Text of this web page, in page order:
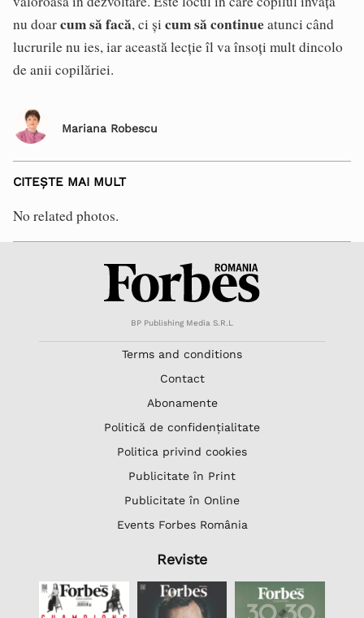
nu doarcum să facă, ci și cum să continueatunci când
lucrurile nu ies, iar această lecție îl va însoți mult dincolo
de anii copilăriei.
Mariana Robescu
CITEȘTE MAI MULT
No related photos.
BP Publishing Media S.R.L
Terms and conditions
Contact
Abonamente
Politică de confidențialitate
Politica privind cookies
Publicitate în Print
Publicitate în Online
Events Forbes România
Reviste